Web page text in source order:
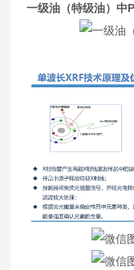
一级油（特级油）中